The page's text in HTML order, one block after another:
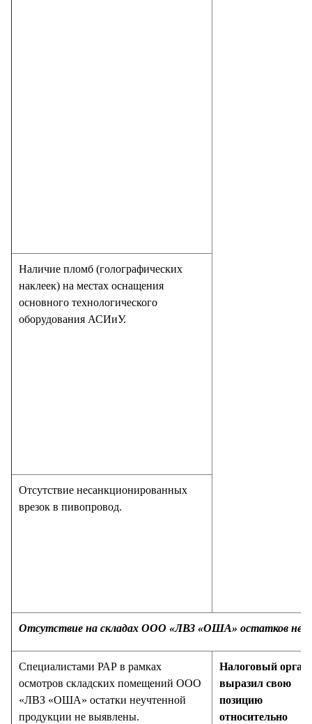
Наличие пломб (голографических
наклеек) на местах оснащения
основного технологического
оборудования АСИиУ.
Отсутствие несанкционированных
врезок в пивопровод.
Отсутствие на складах ООО «ЛВЗ «ОША» остатков
Специалистами РАР в рамках
осмотров складских помещений ООО
«ЛВЗ «ОША» остатки неучтенной
продукции не выявлены.
Налоговый орган
выразил свою
позицию
относительно